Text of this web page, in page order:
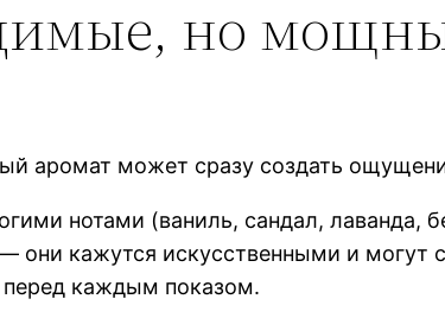
но
аромат может сразу создать
нотами (ваниль, сандал, лаванда,
они кажутся искусственными и могут
перед каждым показом.